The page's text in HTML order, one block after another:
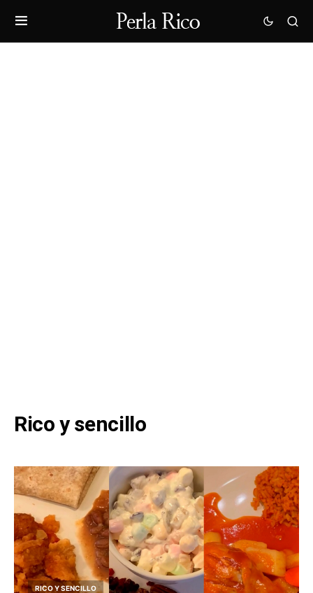
Rico y sencillo
RICO Y SENCILLO